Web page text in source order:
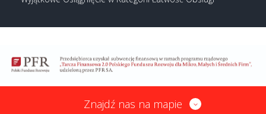
Znajdź nas na mapie